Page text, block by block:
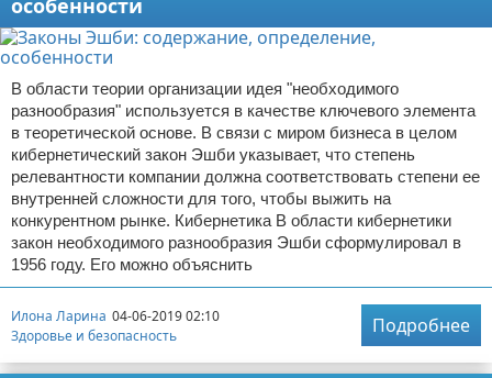
особенности
В области теории организации идея "необходимого
разнообразия" используется в качестве ключевого элемента
в теоретической основе. В связи с миром бизнеса в целом
кибернетический закон Эшби указывает, что степень
релевантности компании должна соответствовать степени ее
внутренней сложности для того, чтобы выжить на
конкурентном рынке. Кибернетика В области кибернетики
закон необходимого разнообразия Эшби сформулировал в
1956 году. Его можно объяснить
Илона Ларина 04-06-2019 02:10
Здоровье и безопасность
Подробнее